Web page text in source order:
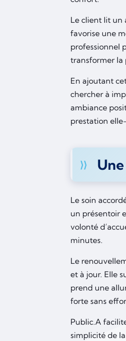
Le client lit un
favorise une
professionnel
transformer la
En ajoutant
chercher à
ambiance
prestation
Le soin
un présentoir
volonté
minutes.
Le
et à jour. Elle
prend une
forte sans
Public.A
simplicité de